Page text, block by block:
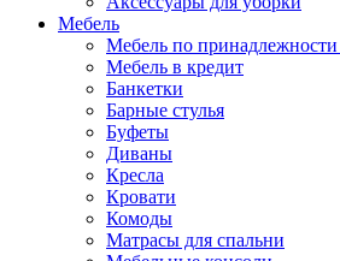
Мебель
Мебель по принадлежности
Мебель в кредит
Банкетки
Барные стулья
Буфеты
Диваны
Кресла
Кровати
Комоды
Матрасы для спальни